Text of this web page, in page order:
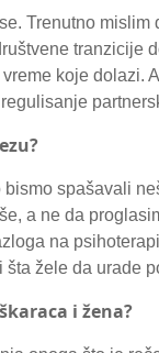
Trenutno
tranzicije
koje dolazi.
spašavali
a ne da
na
žele da urade
i žena?